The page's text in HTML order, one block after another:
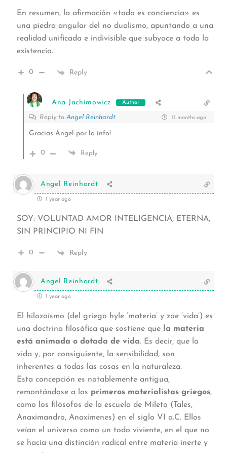
En resumen, la afirmación «todo es conciencia» es
una piedra angular del no dualismo, apuntando a una
realidad unificada e indivisible que subyace a toda la
existencia.
0 Reply
Ana Jachimowicz Author
Reply to Angel Reinhardt 11 months ago
Gracias Ángel por la info!
0 Reply
Angel Reinhardt
1 year ago
SOY: VOLUNTAD AMOR INTELIGENCIA, ETERNA,
SIN PRINCIPIO NI FIN
0 Reply
Angel Reinhardt
1 year ago
El hilozoísmo (del griego hyle ‘materia’ y zoe ‘vida’) es
una doctrina filosófica que sostiene que la materia
está animada o dotada de vida. Es decir, que la
vida y, por consiguiente, la sensibilidad, son
inherentes a todas las cosas en la naturaleza.
Esta concepción es notablemente antigua,
remontándose a los primeros materialistas griegos,
como los filósofos de la escuela de Mileto (Tales,
Anaximandro, Anaxímenes) en el siglo VI a.C. Ellos
veían el universo como un todo viviente, en el que no
se hacía una distinción radical entre materia inerte y